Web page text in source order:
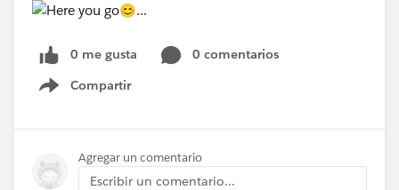
0 me gusta
0 comentarios
Compartir
Show menu
Agregar un comentario
Escribir un comentario...